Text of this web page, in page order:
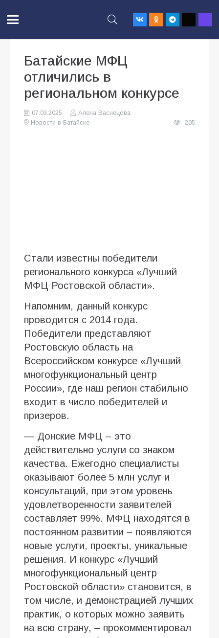
Батайские МФЦ
отличились в
региональном конкурсе
07.03.2025
Алена Васнецова
Новости в Батайске
205
Стали известны победители
регионального конкурса «Лучший
МФЦ Ростовской области».
Напомним, данный конкурс
проводится с 2014 года.
Победители представляют
Ростовскую область на
Всероссийском конкурсе «Лучший
многофункциональный центр
России», где наш регион стабильно
входит в число победителей и
призеров.
— Донские МФЦ – это
действительно услуги со знаком
качества. Ежегодно специалисты
оказывают более 5 млн услуг и
консультаций, при этом уровень
удовлетворенности заявителей
составляет 99%. МФЦ находятся в
постоянном развитии – появляются
новые услуги, проекты, уникальные
решения. И конкурс «Лучший
многофункциональный центр
Ростовской области» становится, в
том числе, и демонстрацией лучших
практик, о которых можно заявить
на всю страну, – прокомментировал